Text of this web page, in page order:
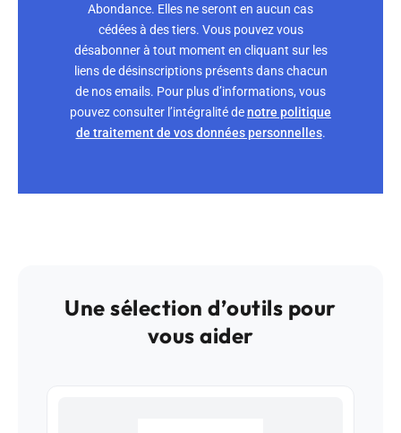
Abondance. Elles ne seront en aucun cas
cédées à des tiers. Vous pouvez vous
désabonner à tout moment en cliquant sur les
liens de désinscriptions présents dans chacun
de nos emails. Pour plus d’informations, vous
pouvez consulter l’intégralité denotre politique
de traitement de vos données personnelles.
Une sélection d’outils pour
vous aider